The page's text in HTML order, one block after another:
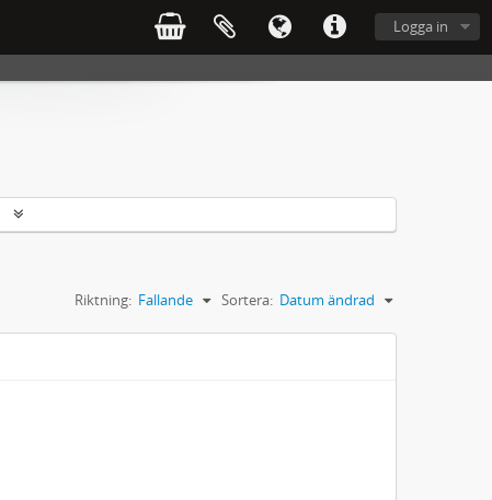
Logga in
Sortera: Datum ändrad
Riktning: Fallande